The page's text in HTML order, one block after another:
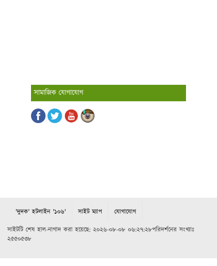
সামাজিক যোগাযোগ
'দুদক' হটলাইন '১০৬' সাইট ম্যাপ যোগাযোগ
সাইটটি শেষ হাল-নাগাদ করা হয়েছে: ২০২৬-০৮-০৮ ০৬:২৭:২৮পরিদর্শনের সংখ্যাঃ
২৫৫০৫৩৮